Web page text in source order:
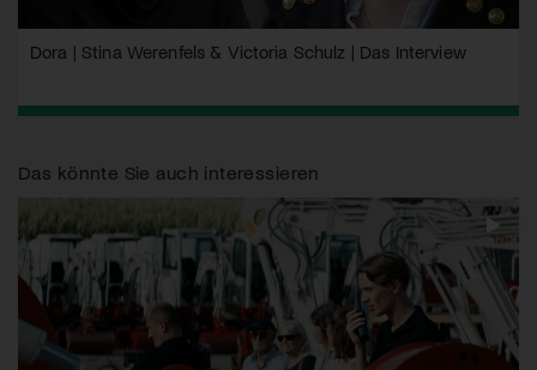
Dora | Stina Werenfels & Victoria Schulz | Das Interview
Das könnte Sie auch interessieren